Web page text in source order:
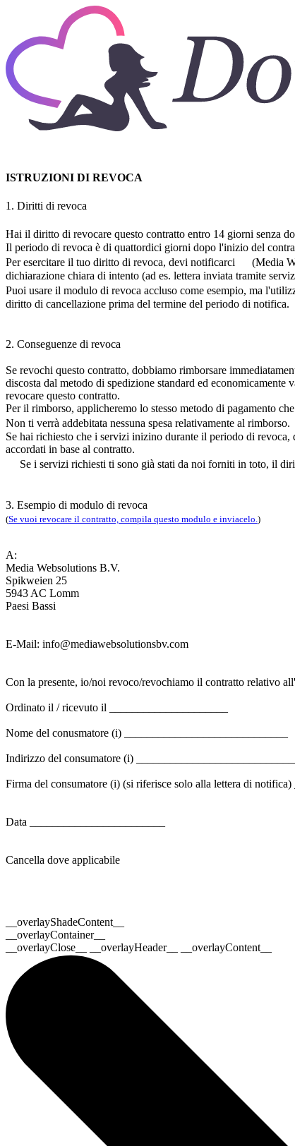
ISTRUZIONI DI REVOCA
1. Diritti di revoca
Hai il diritto di revocare questo contratto entro 14 giorni senza
Il periodo di revoca è di quattordici giorni dopo l'inizio del
Per esercitare il tuo diritto di revoca, devi notificarci (Media
dichiarazione chiara di intento (ad es. lettera inviata tramite
Puoi usare il modulo di revoca accluso come esempio, ma
diritto di cancellazione prima del termine del periodo di notifica.
2. Conseguenze di revoca
Se revochi questo contratto, dobbiamo rimborsare
discosta dal metodo di spedizione standard ed
revocare questo contratto.
Per il rimborso, applicheremo lo stesso metodo di pagamento
Non ti verrà addebitata nessuna spesa relativamente al
Se hai richiesto che i servizi inizino durante il periodo di
accordati in base al contratto.
Se i servizi richiesti ti sono già stati da noi forniti in toto, il
3. Esempio di modulo di revoca
(Se vuoi revocare il contratto, compila questo modulo e inviacelo. )
A:
Media Websolutions B.V.
Spikweien 25
5943 AC Lomm
Paesi Bassi
E-Mail: info@mediawebsolutionsbv.com
Con la presente, io/noi revoco/revochiamo il contratto relativo
Ordinato il / ricevuto il _____________________
Nome del conusmatore (i) _____________________________
Indirizzo del consumatore (i)
Firma del consumatore (i) (si riferisce solo alla lettera di notifica)
Data ________________________
Cancella dove applicabile
__overlayShadeContent__
__overlayContainer__
__overlayClose__ __overlayHeader__ __overlayContent__